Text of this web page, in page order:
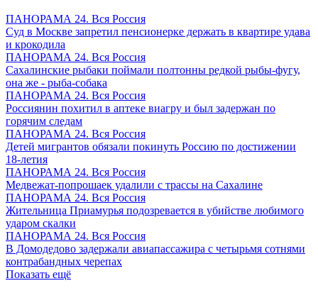
ПАНОРАМА 24. Вся Россия
Суд в Москве запретил пенсионерке держать в квартире удава
и крокодила
ПАНОРАМА 24. Вся Россия
Сахалинские рыбаки поймали полтонны редкой рыбы-фугу,
она же - рыба-собака
ПАНОРАМА 24. Вся Россия
Россиянин похитил в аптеке виагру и был задержан по
горячим следам
ПАНОРАМА 24. Вся Россия
Детей мигрантов обязали покинуть Россию по достижении
18-летия
ПАНОРАМА 24. Вся Россия
Медвежат-попрошаек удалили с трассы на Сахалине
ПАНОРАМА 24. Вся Россия
Жительница Приамурья подозревается в убийстве любимого
ударом скалки
ПАНОРАМА 24. Вся Россия
В Домодедово задержали авиапассажира с четырьмя сотнями
контрабандных черепах
Показать ещё